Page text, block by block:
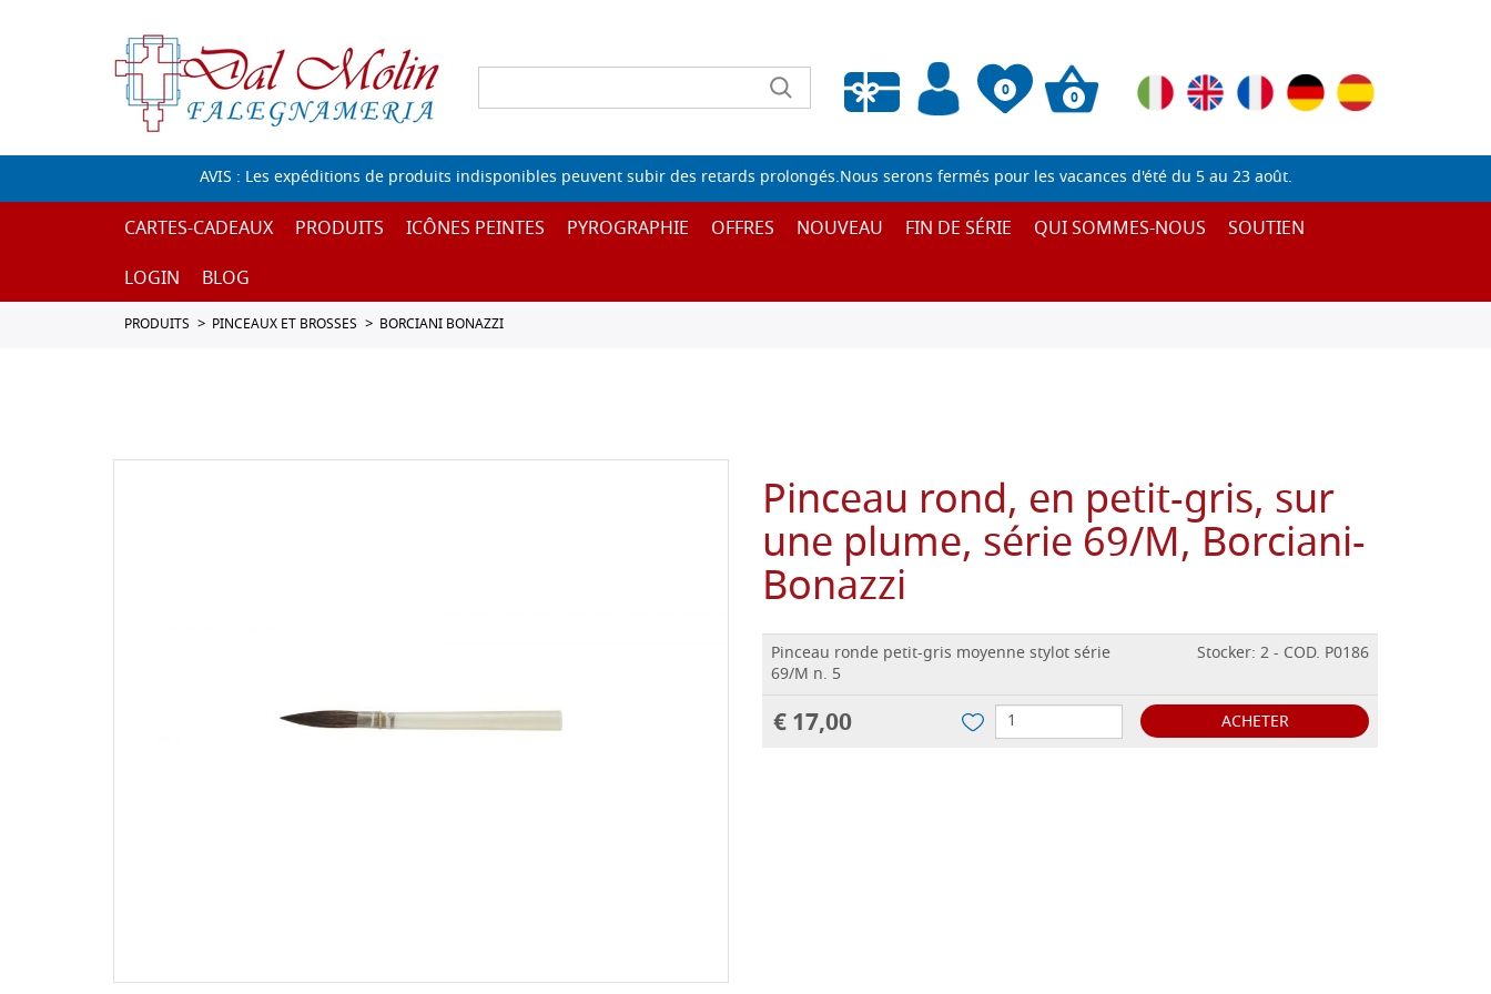
0
Liste de souhaits vide
0
AVIS : Les expéditions de produits indisponibles peuvent subir des retards prolongés.Nous serons fermés pour les vacances d'été du 5 au 23 août.
CARTES-CADEAUX PRODUITS ICÔNES PEINTES PYROGRAPHIE OFFRES NOUVEAU FIN DE SÉRIE QUI SOMMES-NOUS
SOUTIEN
LOGIN
BLOG
PRODUITS PINCEAUX ET BROSSES BORCIANI BONAZZI
Pinceau rond, en petit-gris, sur
une plume, série 69/M, Borciani-
Bonazzi
Pinceau ronde petit-gris moyenne stylot série
69/M n. 5
Stocker: 2 - COD. P0186
€ 17,00 ACHETER